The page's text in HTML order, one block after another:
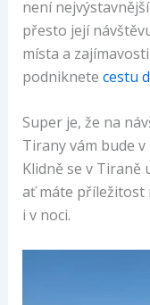
není
přesto její
místa a
podniknete cestu
Super je, že na
Tirany vám bude
Klidně se v Tiraně
ať máte příležitost
i v noci.